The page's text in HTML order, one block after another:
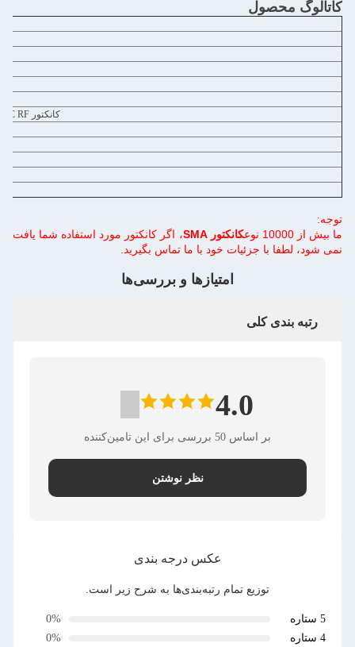
کاتالوگ محصول
کانکتور BNC RFکانکتورهای موج میلیمتر ((2.4mm، 2.92mm)
توجه:
ما بیش از 10000 نوع
کانکتور SMA
، اگر کانکتور مورد استفاده شما یافت
نمی شود، لطفا با جزئیات خود با ما تماس بگیرید.
امتیازها و بررسی‌ها
رتبه بندی کلی
4.0
بر اساس 50 بررسی برای این تامین‌کننده
نظر نوشتن
عکس درجه بندی
توزیع تمام رتبه‌بندی‌ها به شرح زیر است.
5 ستاره
0%
4 ستاره
0%